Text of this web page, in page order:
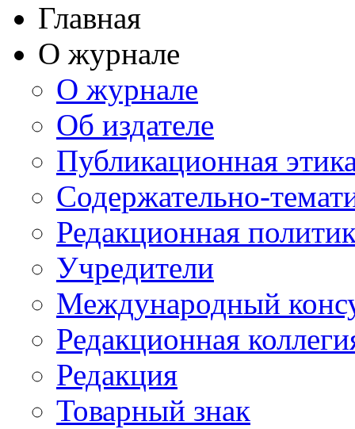
Главная
О журнале
О журнале
Об издателе
Публикационная
Содержательно-
Редакционная
Учредители
Международный
Редакционная
Редакция
Товарный знак